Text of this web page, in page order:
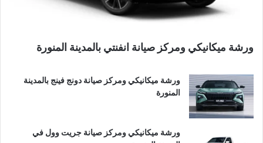
ورشة ميكانيكي ومركز صيانة انفنتي بالمدينة المنورة
ورشة ميكانيكي ومركز صيانة دونج فينج بالمدينة
المنورة
ورشة ميكانيكي ومركز صيانة جريت وول في